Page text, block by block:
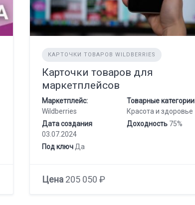
КАРТОЧКИ ТОВАРОВ WILDBERRIES
Карточки товаров для
маркетплейсов
Маркетплейс:
Wildberries
Товарные категории
Красота и здоровье
Дата создания
03.07.2024
Доходность75%
Под ключДа
Цена205 050 ₽